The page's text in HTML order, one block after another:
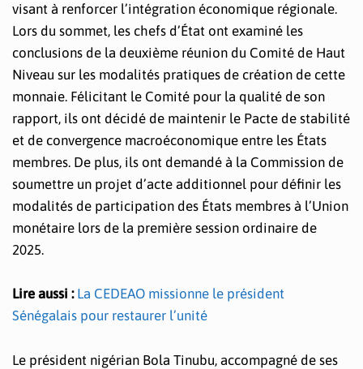
visant à renforcer l’intégration économique régionale.
Lors du sommet, les chefs d’État ont examiné les
conclusions de la deuxième réunion du Comité de Haut
Niveau sur les modalités pratiques de création de cette
monnaie. Félicitant le Comité pour la qualité de son
rapport, ils ont décidé de maintenir le Pacte de stabilité
et de convergence macroéconomique entre les États
membres. De plus, ils ont demandé à la Commission de
soumettre un projet d’acte additionnel pour définir les
modalités de participation des États membres à l’Union
monétaire lors de la première session ordinaire de
2025.
Lire aussi : La CEDEAO missionne le président
Sénégalais pour restaurer l’unité
Le président nigérian Bola Tinubu, accompagné de ses